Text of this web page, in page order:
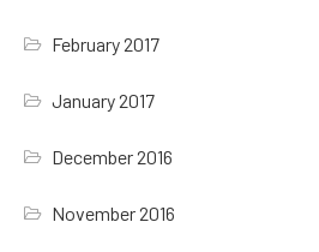
February 2017
January 2017
December 2016
November 2016